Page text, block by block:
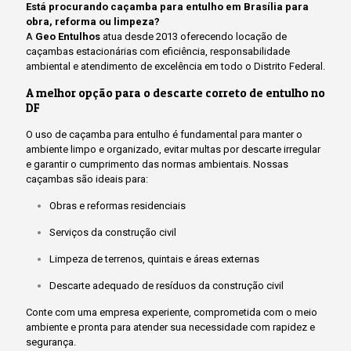
Está procurando caçamba para entulho em Brasília para
obra, reforma ou limpeza?
A Geo Entulhos atua desde 2013 oferecendo locação de
caçambas estacionárias com eficiência, responsabilidade
ambiental e atendimento de excelência em todo o Distrito Federal.
A melhor opção para o descarte correto de entulho no
DF
O uso de caçamba para entulho é fundamental para manter o
ambiente limpo e organizado, evitar multas por descarte irregular
e garantir o cumprimento das normas ambientais. Nossas
caçambas são ideais para:
Obras e reformas residenciais
Serviços da construção civil
Limpeza de terrenos, quintais e áreas externas
Descarte adequado de resíduos da construção civil
Conte com uma empresa experiente, comprometida com o meio
ambiente e pronta para atender sua necessidade com rapidez e
segurança.